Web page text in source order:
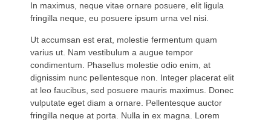
In maximus, neque vitae ornare posuere, elit ligula
fringilla neque, eu posuere ipsum urna vel nisi.
Ut accumsan est erat, molestie fermentum quam
varius ut. Nam vestibulum a augue tempor
condimentum. Phasellus molestie odio enim, at
dignissim nunc pellentesque non. Integer placerat elit
at leo faucibus, sed posuere mauris maximus. Donec
vulputate eget diam a ornare. Pellentesque auctor
fringilla neque at porta. Nulla in ex magna. Lorem